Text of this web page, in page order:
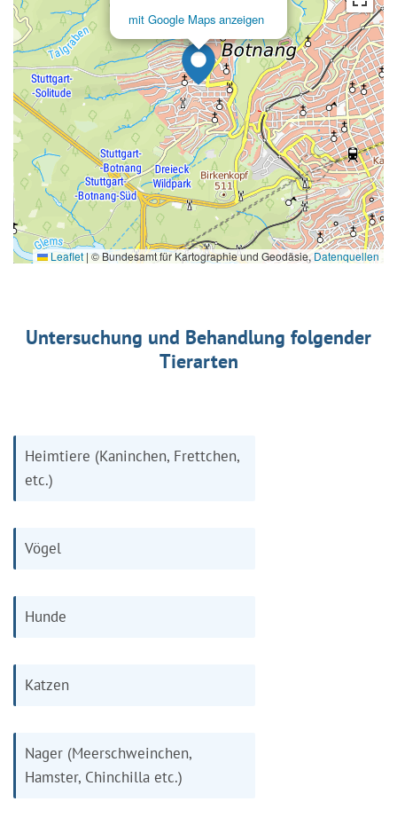
mit Google Maps anzeigen
Leaflet | © Bundesamt für Kartographie und Geodäsie, Datenquellen
Untersuchung und Behandlung folgender
Tierarten
Heimtiere (Kaninchen, Frettchen,
etc.)
Vögel
Hunde
Katzen
Nager (Meerschweinchen,
Hamster, Chinchilla etc.)